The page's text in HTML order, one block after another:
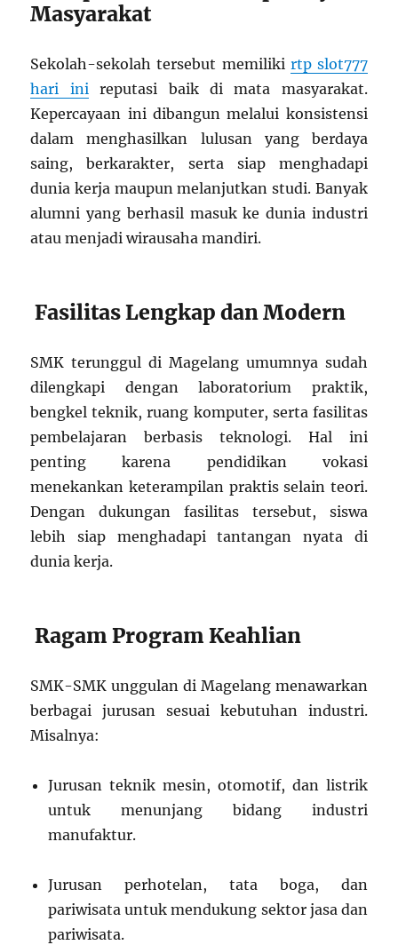
Masyarakat
Sekolah-sekolah tersebut memiliki rtp slot777
hari ini reputasi baik di mata masyarakat.
Kepercayaan ini dibangun melalui konsistensi
dalam menghasilkan lulusan yang berdaya
saing, berkarakter, serta siap menghadapi
dunia kerja maupun melanjutkan studi. Banyak
alumni yang berhasil masuk ke dunia industri
atau menjadi wirausaha mandiri.
Fasilitas Lengkap dan Modern
SMK terunggul di Magelang umumnya sudah
dilengkapi dengan laboratorium praktik,
bengkel teknik, ruang komputer, serta fasilitas
pembelajaran berbasis teknologi. Hal ini
penting karena pendidikan vokasi
menekankan keterampilan praktis selain teori.
Dengan dukungan fasilitas tersebut, siswa
lebih siap menghadapi tantangan nyata di
dunia kerja.
Ragam Program Keahlian
SMK-SMK unggulan di Magelang menawarkan
berbagai jurusan sesuai kebutuhan industri.
Misalnya:
Jurusan teknik mesin, otomotif, dan listrik
untuk menunjang bidang industri
manufaktur.
Jurusan perhotelan, tata boga, dan
pariwisata untuk mendukung sektor jasa dan
pariwisata.